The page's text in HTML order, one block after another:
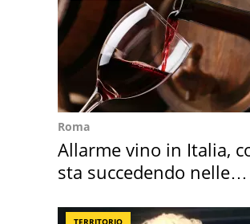
Roma
Allarme vino in Italia,
sta succedendo nelle
TERRITORIO